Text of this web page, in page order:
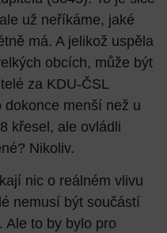
už neříkáme, jaké
má. A jelikož uspěla
obcích, může být
za KDU-ČSL
menší než u
křesel, ale ovládli
Nikoliv.
nic o reálném vlivu
nemusí být součástí
Ale to by bylo pro